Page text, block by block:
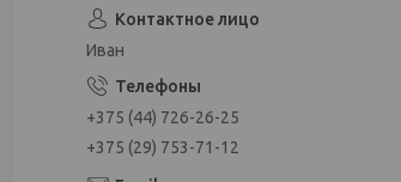
Иван
+375 (44) 726-26-25
+375 (29) 753-71-12